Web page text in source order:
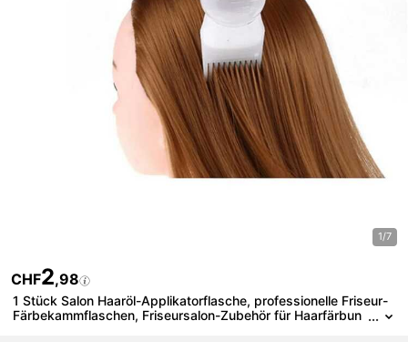
1/7
CHF2,98
1 Stück Salon Haaröl-Applikatorflasche, professionelle Friseur-
Färbekammflaschen, Friseursalon-Zubehör für Haarfärbun